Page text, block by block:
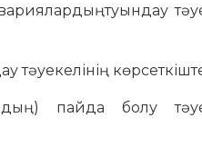
тәуекелінің
пайда болу